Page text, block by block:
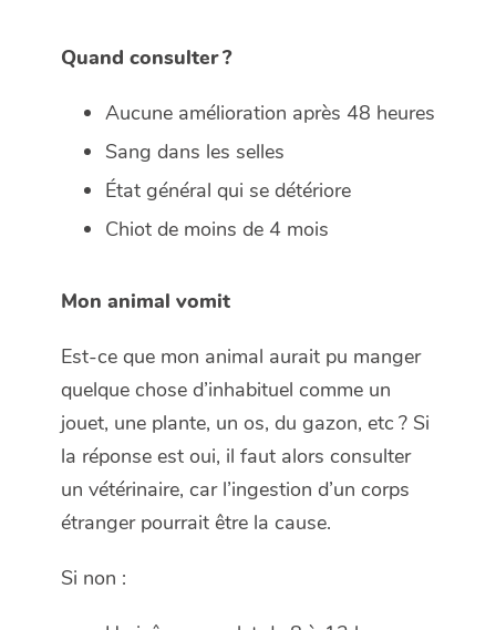
Quand consulter ?
Aucune amélioration après 48 heures
Sang dans les selles
État général qui se détériore
Chiot de moins de 4 mois
Mon animal vomit
Est-ce que mon animal aurait pu manger
quelque chose d’inhabituel comme un
jouet, une plante, un os, du gazon, etc ? Si
la réponse est oui, il faut alors consulter
un vétérinaire, car l’ingestion d’un corps
étranger pourrait être la cause.
Si non :